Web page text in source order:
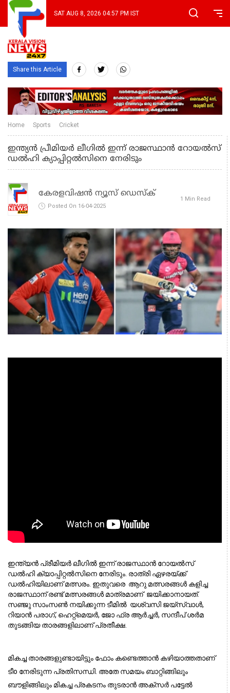
SAT AUG 8, 2026 04:57 PM IST
Share this Article
Home Sports Cricket
ഇന്ത്യൻ പ്രീമിയർ ലീഗിൽ ഇന്ന് രാജസ്ഥാൻ റോയൽസ്
ഡൽഹി ക്യാപ്പിറ്റൽസിനെ നേരിടും
കേരളവിഷൻ ന്യൂസ് ഡെസ്‌ക്
Posted On 16-04-2025
1 Min Read
ഇന്ത്യൻ പ്രീമിയർ ലീഗിൽ ഇന്ന് രാജസ്ഥാൻ റോയൽസ്
ഡൽഹി ക്യാപ്പിറ്റൽസിനെ നേരിടും. രാത്രി ഏഴരയ്ക്ക്
ഡൽഹിയിലാണ് മത്സരം. ഇതുവരെ  ആറു മത്സരങ്ങൾ കളിച്ച
രാജസ്ഥാന് രണ്ട് മത്സരങ്ങൾ മാത്രമാണ്  ജയിക്കാനായത്.
സഞ്ജു സാംസൺ നയിക്കുന്ന ടീമിൽ  യശ്വസി ജയ്സ്വാൾ,
റിയാൻ പരാഗ്, ഹെറ്റ്മെയർ, ജോ ഫ്ര ആർച്ചർ, സന്ദീപ് ശർമ
തുടങ്ങിയ താരങ്ങളിലാണ് പ്രതീക്ഷ.
മികച്ച താരങ്ങളുണ്ടായിട്ടും ഫോം കണ്ടെത്താൻ കഴിയാത്തതാണ്
ടീo നേരിടുന്ന പ്രതിസന്ധി. അതേ സമയം ബാറ്റിങ്ങിലും
ബൗളിങ്ങിലും മികച്ച പ്രകടനം തുടരാൻ അക്സർ പട്ടേൽ